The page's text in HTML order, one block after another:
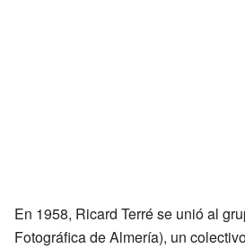
En 1958, Ricard Terré se unió al
Fotográfica de Almería), un